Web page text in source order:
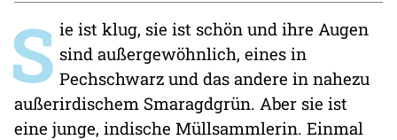
S ie ist klug, sie ist schön und ihre Augen
sind außergewöhnlich, eines in
Pechschwarz und das andere in nahezu
außerirdischem Smaragdgrün. Aber sie ist
eine junge, indische Müllsammlerin. Einmal